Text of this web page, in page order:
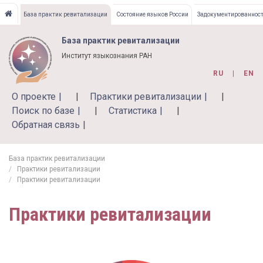
Перейти
основному
содержанию
База практик ревитализации Состояние языков России
База практик ревитализации
Институт языкознания РАН
RU EN
О проекте
Практики ревитализации
Поиск по базе
Статистика
Обратная связь
База практик ревитализации
Практики ревитализации
Практики ревитализации
Практики ревитализации